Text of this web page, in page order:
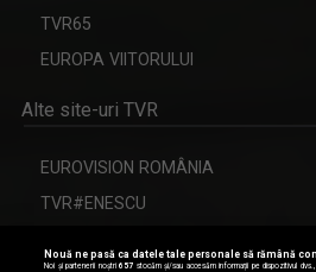
TVR65
EUROPA VIITORULUI
Alte site-uri TVR
EUROVISION ROMÂNIA
TVR#ENESCU
Nouă ne pasă ca datele tale personale să rămână
Noi și partenerii noștri657 stocăm și/sau accesăm informații pe dispozitivul